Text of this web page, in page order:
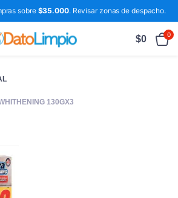
sobre $35.000. Revisar zonas de despacho.
$0 0
130GX3